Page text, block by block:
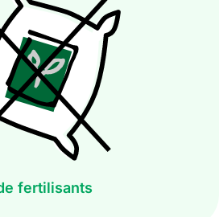
fertilisants